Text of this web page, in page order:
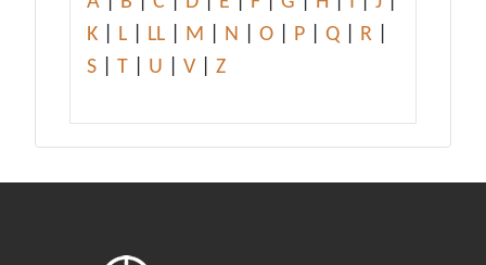
K
L LL M N O P Q R
S
T U V Z